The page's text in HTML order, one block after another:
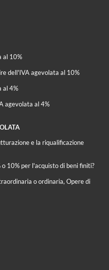
al 10%
dell'IVA agevolata al 10%
al 4%
agevolata al 4%
e la riqualificazione
10% per l'acquisto di beni finiti?
o ordinaria, Opere di